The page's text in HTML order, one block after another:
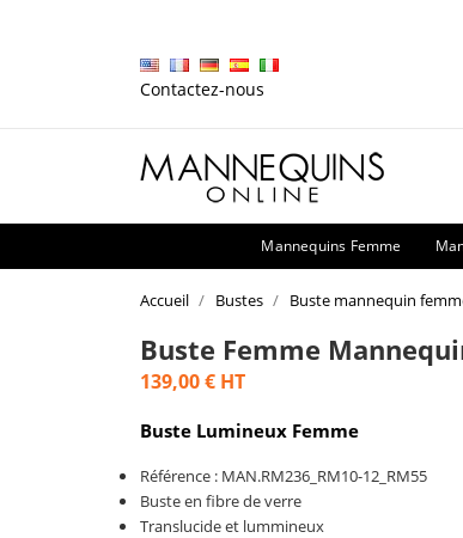
Contactez-nous
Mannequins Femme
Accueil Bustes Buste mannequin
Buste Femme
139,00 € HT
Buste Lumineux Femme
Référence : MAN.RM236_RM10-12_RM55
Buste en fibre de verre
Translucide et lummineux